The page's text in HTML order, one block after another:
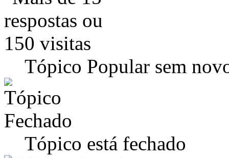
Tópico Popular sem
Tópico está fechado